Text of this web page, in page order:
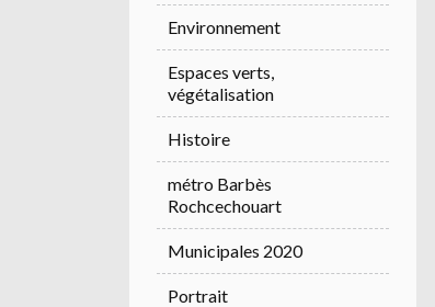
Environnement
Espaces verts,
végétalisation
Histoire
métro Barbès
Rochcechouart
Municipales 2020
Portrait